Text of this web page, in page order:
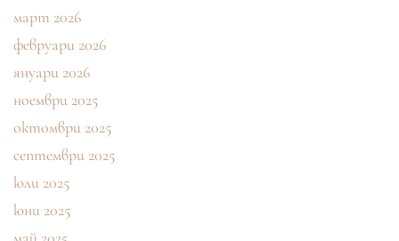
март 2026
февруари 2026
януари 2026
ноември 2025
октомври 2025
септември 2025
юли 2025
юни 2025